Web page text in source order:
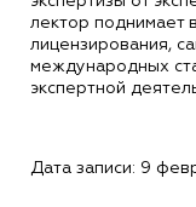
лектор поднимает
лицензирования,
международных
экспертной
Дата записи: 9